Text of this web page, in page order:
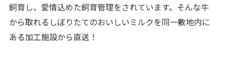
飼育し、愛情込めた飼育管理をされています。そんな牛
から取れるしぼりたてのおいしいミルクを同一敷地内に
ある加工施設から直送！